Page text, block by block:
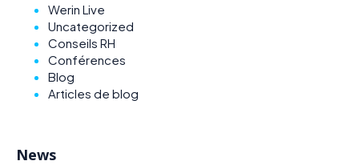
Werin Live
Uncategorized
Conseils RH
Conférences
Blog
Articles de blog
News